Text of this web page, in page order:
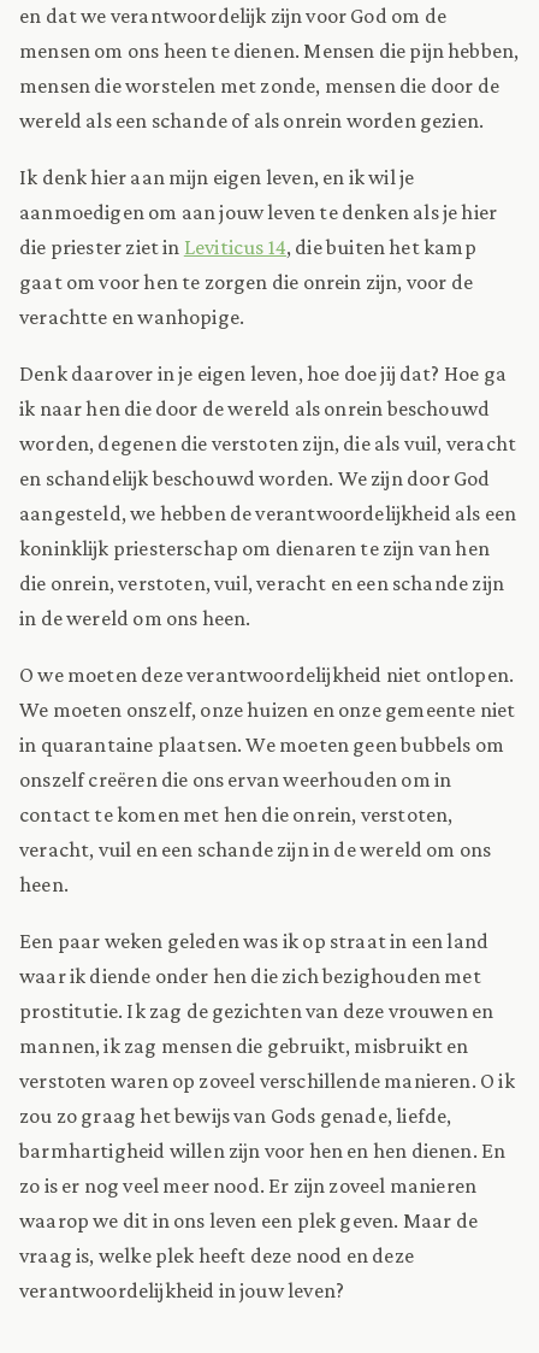
en dat we verantwoordelijk zijn voor God om de
mensen om ons heen te dienen. Mensen die pijn hebben,
mensen die worstelen met zonde, mensen die door de
wereld als een schande of als onrein worden gezien.
Ik denk hier aan mijn eigen leven, en ik wil je
aanmoedigen om aan jouw leven te denken als je hier
die priester ziet in Leviticus 14, die buiten het kamp
gaat om voor hen te zorgen die onrein zijn, voor de
verachtte en wanhopige.
Denk daarover in je eigen leven, hoe doe jij dat? Hoe ga
ik naar hen die door de wereld als onrein beschouwd
worden, degenen die verstoten zijn, die als vuil, veracht
en schandelijk beschouwd worden. We zijn door God
aangesteld, we hebben de verantwoordelijkheid als een
koninklijk priesterschap om dienaren te zijn van hen
die onrein, verstoten, vuil, veracht en een schande zijn
in de wereld om ons heen.
O we moeten deze verantwoordelijkheid niet ontlopen.
We moeten onszelf, onze huizen en onze gemeente niet
in quarantaine plaatsen. We moeten geen bubbels om
onszelf creëren die ons ervan weerhouden om in
contact te komen met hen die onrein, verstoten,
veracht, vuil en een schande zijn in de wereld om ons
heen.
Een paar weken geleden was ik op straat in een land
waar ik diende onder hen die zich bezighouden met
prostitutie. Ik zag de gezichten van deze vrouwen en
mannen, ik zag mensen die gebruikt, misbruikt en
verstoten waren op zoveel verschillende manieren. O ik
zou zo graag het bewijs van Gods genade, liefde,
barmhartigheid willen zijn voor hen en hen dienen. En
zo is er nog veel meer nood. Er zijn zoveel manieren
waarop we dit in ons leven een plek geven. Maar de
vraag is, welke plek heeft deze nood en deze
verantwoordelijkheid in jouw leven?